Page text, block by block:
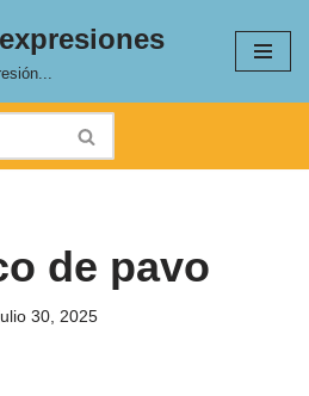
de pavo
30, 2025